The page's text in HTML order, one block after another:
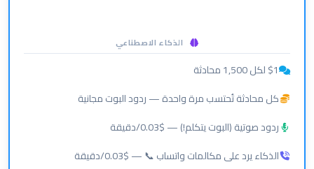
الذكاء الاصطناعي
$1 لكل 1,500 محادثة
كل محادثة تُحتسب مرة واحدة — ردود البوت مجانية
ردود صوتية (البوت يتكلم!) — $0.03/دقيقة
الذكاء يرد على مكالمات واتساب 📞 — $0.03/دقيقة